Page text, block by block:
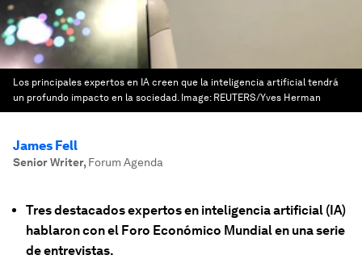
Los principales expertos en IA creen que la inteligencia artificial tendrá
un profundo impacto en la sociedad. Image: REUTERS/Yves Herman
James Fell
Senior Writer, Forum Agenda
Tres destacados expertos en inteligencia artificial (IA)
hablaron con el Foro Económico Mundial en una serie
de entrevistas.